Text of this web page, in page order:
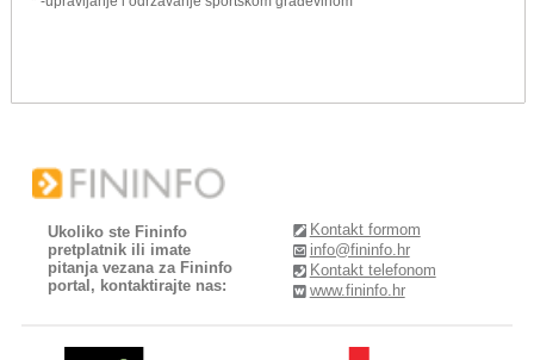
Ukoliko ste Fininfo
pretplatnik ili imate
pitanja vezana za Fininfo
portal, kontaktirajte nas:
Kontakt formom
info@fininfo.hr
Kontakt telefonom
www.fininfo.hr